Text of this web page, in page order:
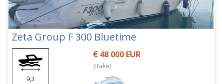
Zeta Group F 300 Bluetime
9,3
48 000 EUR
(Italie)